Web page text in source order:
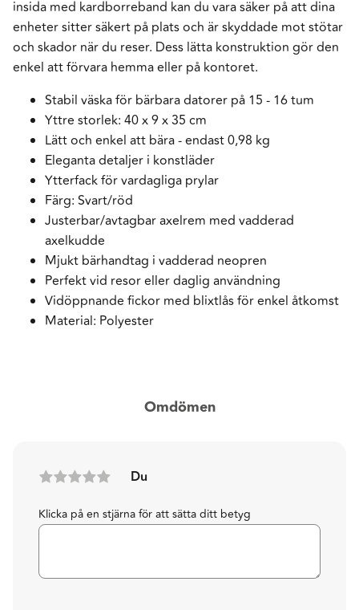
insida med kardborreband kan du vara säker på att dina
enheter sitter säkert på plats och är skyddade mot stötar
och skador när du reser. Dess lätta konstruktion gör den
enkel att förvara hemma eller på kontoret.
Stabil väska för bärbara datorer på 15 - 16 tum
Yttre storlek: 40 x 9 x 35 cm
Lätt och enkel att bära - endast 0,98 kg
Eleganta detaljer i konstläder
Ytterfack för vardagliga prylar
Färg: Svart/röd
Justerbar/avtagbar axelrem med vadderad
axelkudde
Mjukt bärhandtag i vadderad neopren
Perfekt vid resor eller daglig användning
Vidöppnande fickor med blixtlås för enkel åtkomst
Material: Polyester
Omdömen
Du
Klicka på en stjärna för att sätta ditt betyg